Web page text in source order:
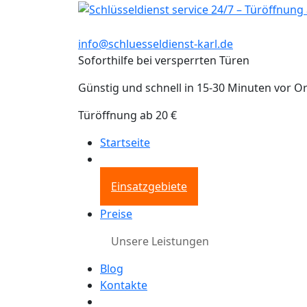
info@schluesseldienst-karl.de
Soforthilfe bei versperrten Türen
Günstig und schnell in 15-30 Minuten vor
Türöffnung ab 20 €
Startseite
Einsatzgebiete
Preise
Unsere Leistungen
Blog
Kontakte